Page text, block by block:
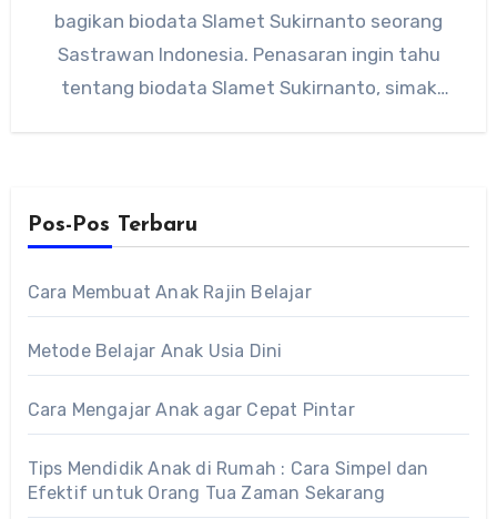
bagikan biodata Slamet Sukirnanto seorang
Sastrawan Indonesia. Penasaran ingin tahu
tentang biodata Slamet Sukirnanto, simak
Pos-Pos Terbaru
Cara Membuat Anak Rajin Belajar
Metode Belajar Anak Usia Dini
Cara Mengajar Anak agar Cepat Pintar
Tips Mendidik Anak di Rumah : Cara Simpel dan
Efektif untuk Orang Tua Zaman Sekarang